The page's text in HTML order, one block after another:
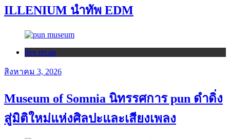
ILLENIUM นำทัพ EDM
live recap
สิงหาคม 3, 2026
Museum of Somnia นิทรรศการ pun ดำดิ่ง
สู่มิติใหม่แห่งศิลปะและเสียงเพลง